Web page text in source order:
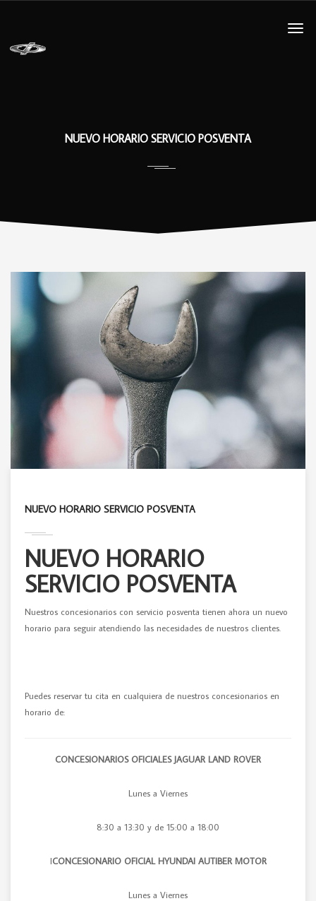
NUEVO HORARIO SERVICIO POSVENTA
NUEVO HORARIO SERVICIO POSVENTA
NUEVO HORARIO
SERVICIO POSVENTA
Nuestros concesionarios con servicio posventa tienen ahora un nuevo
horario para seguir atendiendo las necesidades de nuestros clientes.
Puedes reservar tu cita en cualquiera de nuestros concesionarios en
horario de:
CONCESIONARIOS OFICIALES JAGUAR LAND ROVER
Lunes a Viernes
8:30 a 13:30 y de 15:00 a 18:00
ICONCESIONARIO OFICIAL HYUNDAI AUTIBER MOTOR
Lunes a Viernes